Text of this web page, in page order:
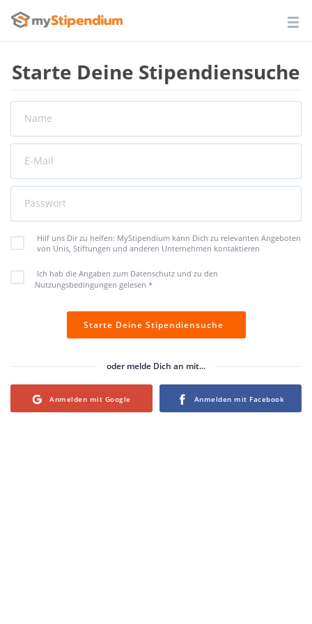
Starte Deine Stipendiensuche
Name
E-Mail
Passwort
Hilf uns Dir zu helfen: MyStipendium kann Dich zu relevanten Angeboten
von Unis, Stiftungen und anderen Unternehmen kontaktieren
Ich hab die Angaben zum Datenschutz und zu den
Nutzungsbedingungen gelesen *
Starte Deine Stipendiensuche
oder melde Dich an mit...
Login with Google Login with Facebook